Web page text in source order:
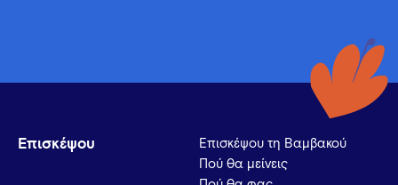
Επισκέψου
Επισκέψου τη Βαμβακού
Πού θα μείνεις